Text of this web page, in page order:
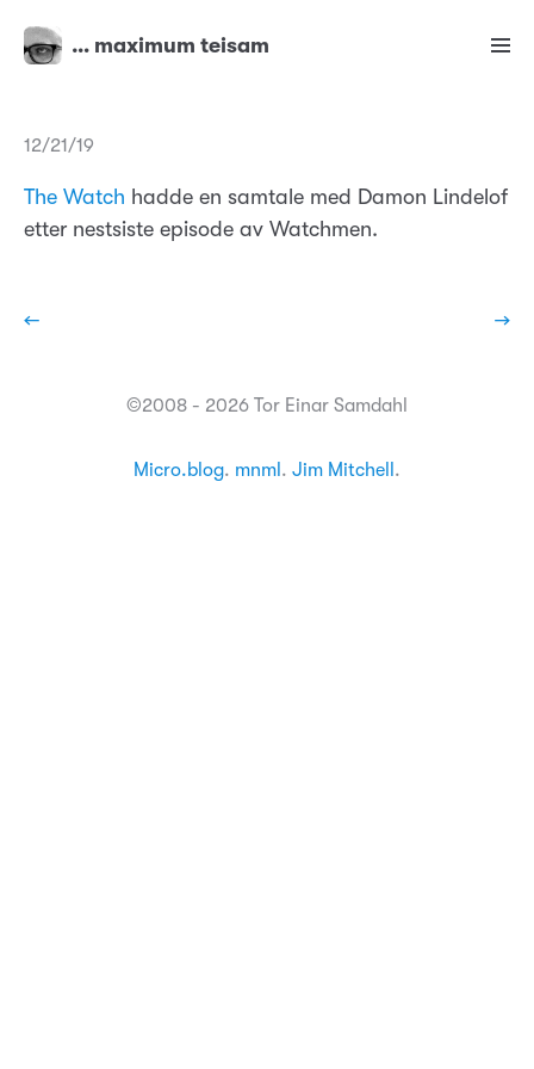
… maximum teisam
12/21/19
The Watch hadde en samtale med Damon Lindelof
etter nestsiste episode av Watchmen.
← →
©2008 - 2026 Tor Einar Samdahl
Micro.blog. mnml . Jim Mitchell .